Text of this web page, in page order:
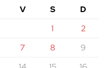
V S
D
1
2
7 8
9